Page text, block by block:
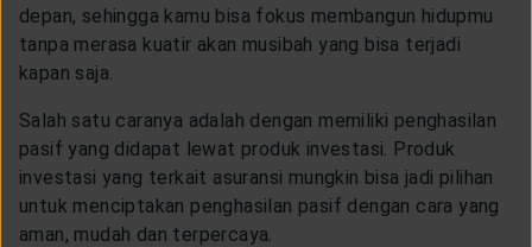
depan, sehingga kamu bisa fokus membangun hidupmu
tanpa merasa kuatir akan musibah yang bisa terjadi
kapan saja.
Salah satu caranya adalah dengan memiliki penghasilan
pasif yang didapat lewat produk investasi. Produk
investasi yang terkait asuransi mungkin bisa jadi pilihan
untuk menciptakan penghasilan pasif dengan cara yang
aman, mudah dan terpercaya.